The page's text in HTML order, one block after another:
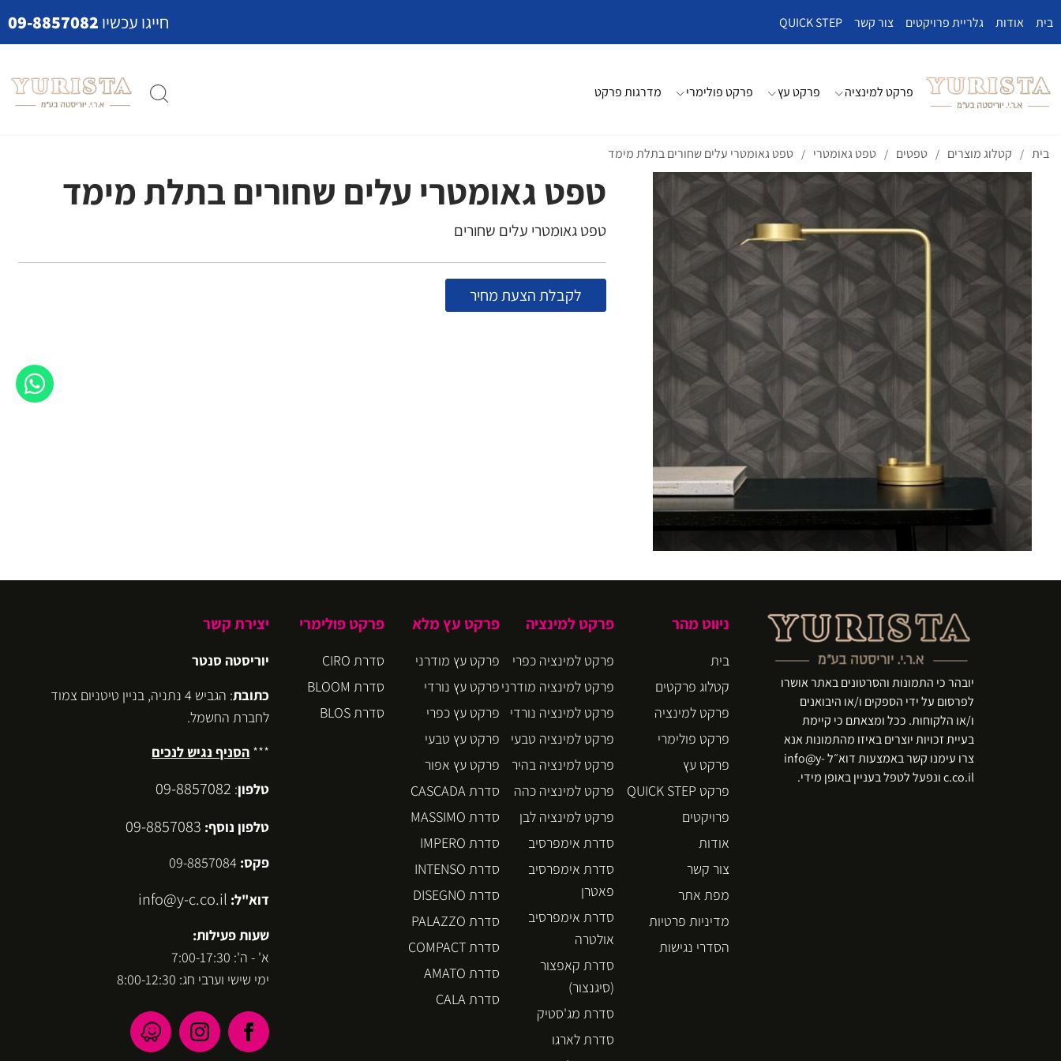
בית אודות גלריית פרויקטים צור קשר QUICK STEP חייגו עכשיו 09-8857082
פרקט למינציה פרקט עץ פרקט פולימרי מדרגות פרקט
בית / קטלוג מוצרים / טפטים / טפט גאומטרי / טפט גאומטרי עלים שחורים בתלת מימד
טפט גאומטרי עלים שחורים בתלת מימד
טפט גאומטרי עלים שחורים
לקבלת הצעת מחיר
יובהר כי התמונות והסרטונים באתר אושרו
לפרסום על ידי הספקים ו/או היבואנים
ו/או הלקוחות. ככל ומצאתם כי קיימת
בעיית זכויות יוצרים באיזו מהתמונות אנא
צרו עימנו קשר באמצעות דוא״ל info@y-
c.co.il ונפעל לטפל בעניין באופן מידי.
ניווט מהר
בית
קטלוג פרקטים
פרקט למינציה
פרקט פולימרי
פרקט עץ
פרקט QUICK STEP
פרויקטים
אודות
צור קשר
מפת אתר
מדיניות פרטיות
הסדרי נגישות
פרקט למינציה
פרקט למינציה כפרי
פרקט למינציה מודרני
פרקט למינציה נורדי
פרקט למינציה טבעי
פרקט למינציה בהיר
פרקט למינציה כהה
פרקט למינציה לבן
סדרת אימפרסיב
סדרת אימפרסיב
פאטרן
סדרת אימפרסיב
אולטרה
סדרת קאפצור
(סיגנצור)
סדרת מג'סטיק
סדרת לארגו
פרקט עץ מלא
פרקט עץ מודרני
פרקט עץ נורדי
פרקט עץ כפרי
פרקט עץ טבעי
פרקט עץ אפור
סדרת CASCADA
סדרת MASSIMO
סדרת IMPERO
סדרת INTENSO
סדרת DISEGNO
סדרת PALAZZO
סדרת COMPACT
סדרת AMATO
סדרת CALA
פרקט פולימרי
סדרת CIRO
סדרת BLOOM
סדרת BLOS
יצירת קשר
יוריסטה סנטר
כתובת
: הגביש 4 נתניה, בניין טיטניום צמוד
לחברת החשמל.
*** הסניף נגיש לנכים
טלפון:
09-8857082
טלפון נוסף: 09-8857083
פקס:
דוא"ל: info@y-c.co.il
שעות פעילות:
א' - ה': 7:00-17:30
ימי שישי וערבי חג: 8:00-12:30